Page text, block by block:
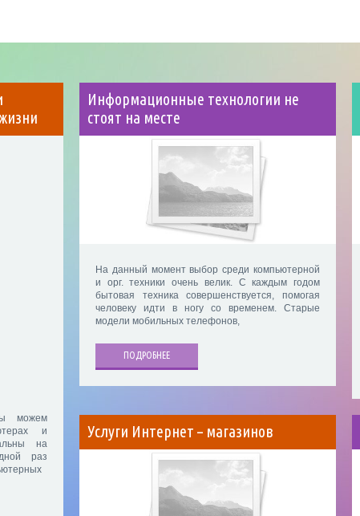
можем
и
на
раз
Информационные технологии не
стоят на месте
На данный момент выбор среди компьютерной
и орг. техники очень велик. С каждым годом
бытовая техника совершенствуется, помогая
человеку идти в ногу со временем. Старые
модели мобильных телефонов,
ПОДРОБНЕЕ
Услуги Интернет – магазинов